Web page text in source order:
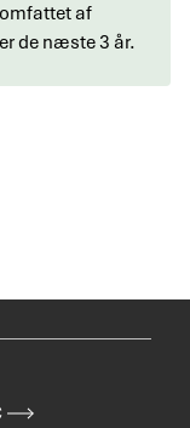
af
de næste 3 år.